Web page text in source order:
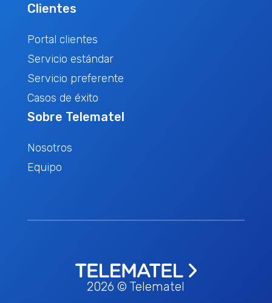
Clientes
Portal clientes
Servicio estándar
Servicio preferente
Casos de éxito
Sobre Telematel
Nosotros
Equipo
2026 © Telematel